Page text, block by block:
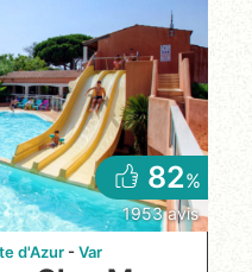
82%
1953 avis
d'Azur Var